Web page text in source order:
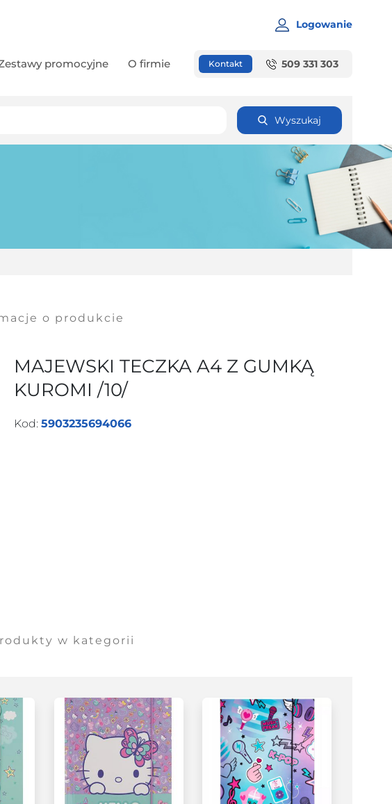
Logowanie
promocyjne O firmie Kontakt 509 331 303
Wyszukaj
o produkcie
MAJEWSKI TECZKA A4 Z GUMKĄ
KUROMI /10/
Kod: 5903235694066
w kategorii